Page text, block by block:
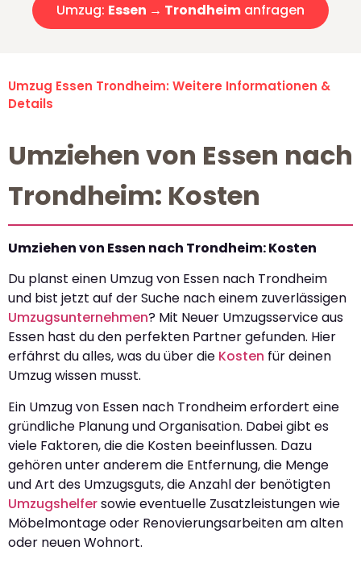
Umzug: Essen → Trondheim anfragen
Umzug Essen Trondheim: Weitere Informationen &
Details
Umziehen von Essen nach
Trondheim: Kosten
Umziehen von Essen nach Trondheim: Kosten
Du planst einen Umzug von Essen nach Trondheim
und bist jetzt auf der Suche nach einem zuverlässigen
Umzugsunternehmen? Mit Neuer Umzugsservice aus
Essen hast du den perfekten Partner gefunden. Hier
erfährst du alles, was du über die Kosten für deinen
Umzug wissen musst.
Ein Umzug von Essen nach Trondheim erfordert eine
gründliche Planung und Organisation. Dabei gibt es
viele Faktoren, die die Kosten beeinflussen. Dazu
gehören unter anderem die Entfernung, die Menge
und Art des Umzugsguts, die Anzahl der benötigten
Umzugshelfersowie eventuelle Zusatzleistungen wie
Möbelmontage oder Renovierungsarbeiten am alten
oder neuen Wohnort.